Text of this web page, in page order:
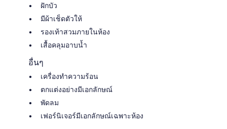
ฝักบัว
มีผ้าเช็ดตัวให้
รองเท้าสวมภายในห้อง
เสื้อคลุมอาบน้ำ
อื่นๆ
เครื่องทำความร้อน
ตกแต่งอย่างมีเอกลักษณ์
พัดลม
เฟอร์นิเจอร์มีเอกลักษณ์เฉพาะห้อง